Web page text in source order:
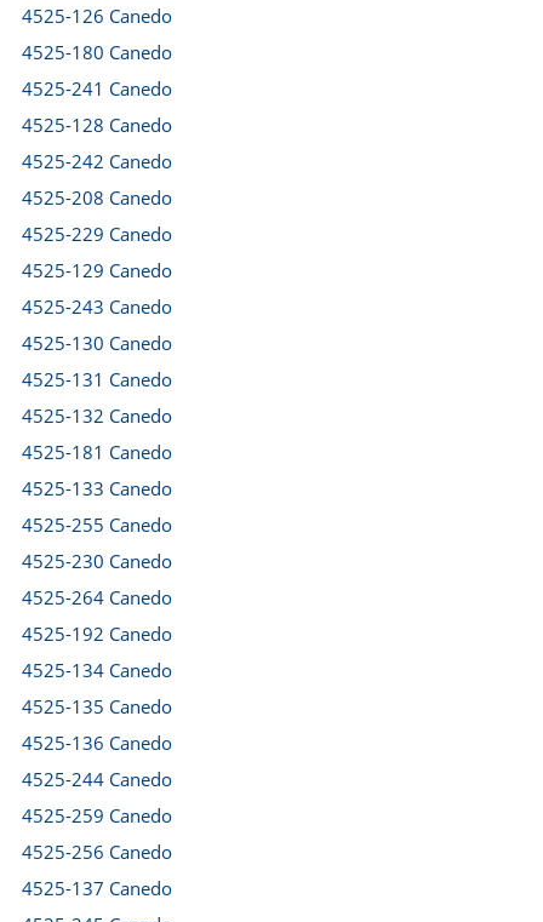
4525-126 Canedo
4525-180 Canedo
4525-241 Canedo
4525-128 Canedo
4525-242 Canedo
4525-208 Canedo
4525-229 Canedo
4525-129 Canedo
4525-243 Canedo
4525-130 Canedo
4525-131 Canedo
4525-132 Canedo
4525-181 Canedo
4525-133 Canedo
4525-255 Canedo
4525-230 Canedo
4525-264 Canedo
4525-192 Canedo
4525-134 Canedo
4525-135 Canedo
4525-136 Canedo
4525-244 Canedo
4525-259 Canedo
4525-256 Canedo
4525-137 Canedo